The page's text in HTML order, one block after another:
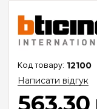
12100
Написати відгук
563.30